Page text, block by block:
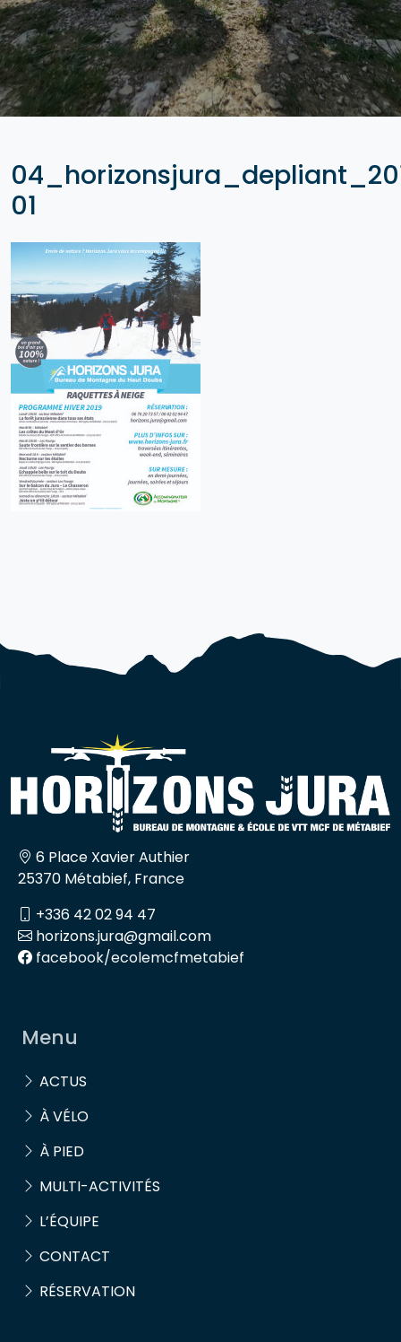
01
6 Place Xavier Authier
25370 Métabief, France
+336 42 02 94 47
horizons.jura@gmail.com
facebook/ecolemcfmetabief
Menu
ACTUS
À VÉLO
À PIED
MULTI-ACTIVITÉS
L’ÉQUIPE
CONTACT
RÉSERVATION